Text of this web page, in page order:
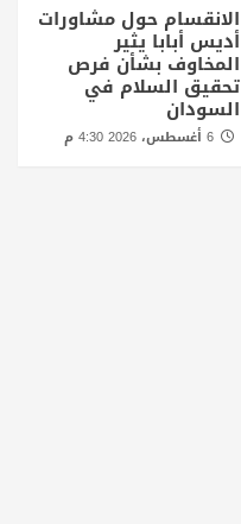
الانقسام حول مشاورات
أديس أبابا يثير
المخاوف بشأن فرص
تحقيق السلام في
السودان
6 أغسطس، 2026 4:30 م